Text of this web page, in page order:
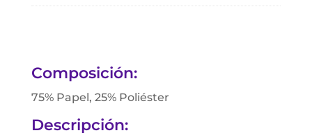
Composición:
75% Papel, 25% Poliéster
Descripción: